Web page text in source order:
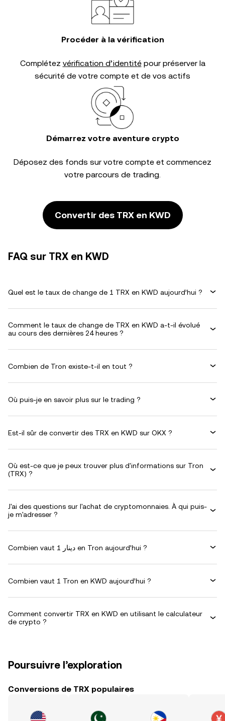
Procéder à la vérification
Complétez vérification d’identitépour préserver la
sécurité de votre compte et de vos actifs
Démarrez votre aventure crypto
Déposez des fonds sur votre compte et commencez
votre parcours de trading.
Convertir des TRX en KWD
FAQ sur TRX en KWD
Quel est le taux de change de 1 TRX en KWD aujourd’hui ?
Comment le taux de change de TRX en KWD a-t-il évolué
au cours des dernières 24 heures ?
Combien de Tron existe-t-il en tout ?
Où puis-je en savoir plus sur le trading ?
Est-il sûr de convertir des TRX en KWD sur OKX ?
Où est-ce que je peux trouver plus d'informations sur Tron
(TRX) ?
J'ai des questions sur l'achat de cryptomonnaies. À qui puis-
je m'adresser ?
Combien vaut 1 دينار en Tron aujourd’hui ?
Combien vaut 1 Tron en KWD aujourd’hui ?
Comment convertir TRX en KWD en utilisant le calculateur
de crypto ?
Poursuivre l’exploration
Conversions de TRX populaires